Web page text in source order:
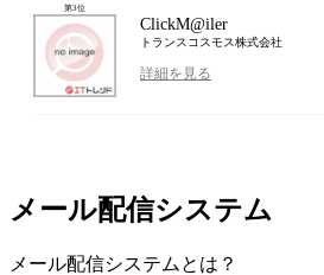
第3位
ClickM@iler
トランスコスモス株式会社
詳細を見る
メール配信システム
メール配信システム とは？